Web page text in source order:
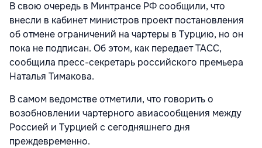
В свою очередь в Минтрансе РФ сообщили, что
внесли в кабинет министров проект постановления
об отмене ограничений на чартеры в Турцию, но он
пока не подписан. Об этом, как передает ТАСС,
сообщила пресс-секретарь российского премьера
Наталья Тимакова.
В самом ведомстве отметили, что говорить о
возобновлении чартерного авиасообщения между
Россией и Турцией с сегодняшнего дня
преждевременно.